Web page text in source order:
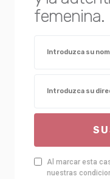
femenina.
Al marcar esta
nuestras